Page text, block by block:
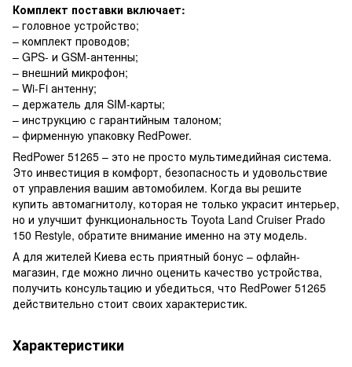
Комплект поставки включает:
– головное устройство;
– комплект проводов;
– GPS- и GSM-антенны;
– внешний микрофон;
– Wi-Fi антенну;
– держатель для SIM-карты;
– инструкцию с гарантийным талоном;
– фирменную упаковку RedPower.
RedPower 51265 – это не просто мультимедийная система.
Это инвестиция в комфорт, безопасность и удовольствие
от управления вашим автомобилем. Когда вы решите
купить автомагнитолу, которая не только украсит интерьер,
но и улучшит функциональность Toyota Land Cruiser Prado
150 Restyle, обратите внимание именно на эту модель.
А для жителей Киева есть приятный бонус – офлайн-
магазин, где можно лично оценить качество устройства,
получить консультацию и убедиться, что RedPower 51265
действительно стоит своих характеристик.
Характеристики